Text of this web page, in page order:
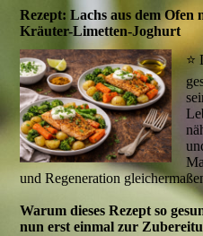
Rezept: Lachs aus dem
Kräuter-Limetten-Joghurt
⭐
und Regeneration
Warum dieses Rezept so
nun erst einmal zur